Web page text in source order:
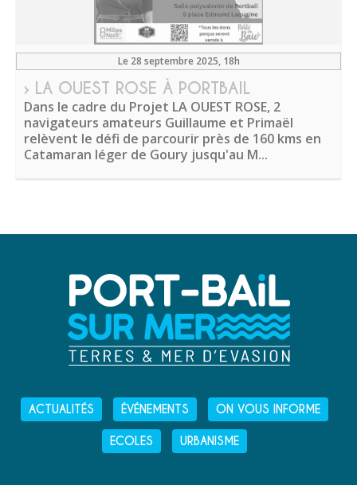
Le 28 septembre 2025, 18h
› LA OUEST ROSE À PORTBAIL
Dans le cadre du Projet LA OUEST ROSE, 2
navigateurs amateurs Guillaume et Primaël
relèvent le défi de parcourir près de 160 kms en
Catamaran léger de Goury jusqu'au M...
ACTUALITÉS ÉVÉNEMENTS ON VOUS INFORME
ECOLES URBANISME